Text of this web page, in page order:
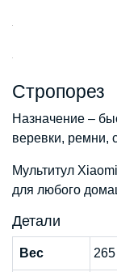
Стропорез
Назначение –
веревки, ремни,
Мультитул
для любого
Детали
Вес 265